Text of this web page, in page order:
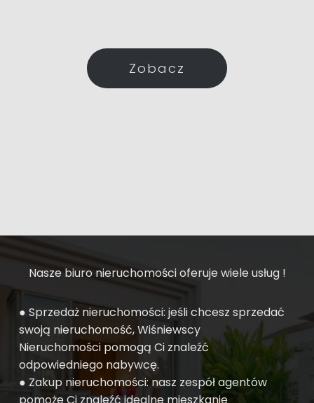
Zobacz
Nasze biuro nieruchomości oferuje wiele usług !
● Sprzedaż nieruchomości: jeśli chcesz sprzedać
swoją nieruchomość, Wiśniewscy
Nieruchomości pomogą Ci znaleźć
odpowiedniego nabywcę.
● Zakup nieruchomości: nasz zespół agentów